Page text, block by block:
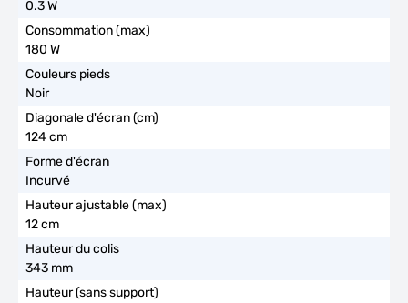
0.3 W
180 W
Noir
124 cm
Incurvé
12 cm
343 mm